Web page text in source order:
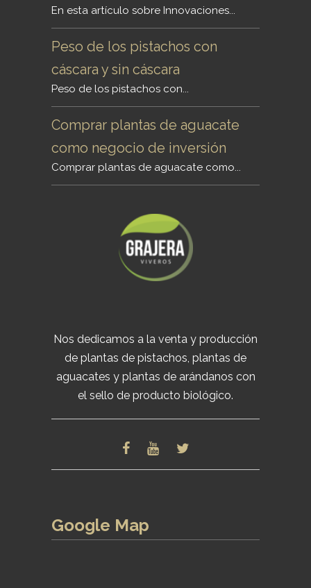
En esta artículo sobre Innovaciones...
Peso de los pistachos con
cáscara y sin cáscara
Peso de los pistachos con...
Comprar plantas de aguacate
como negocio de inversión
Comprar plantas de aguacate como...
Nos dedicamos a la venta y producción
de plantas de pistachos, plantas de
aguacates y plantas de arándanos con
el sello de producto biológico.
Google Map